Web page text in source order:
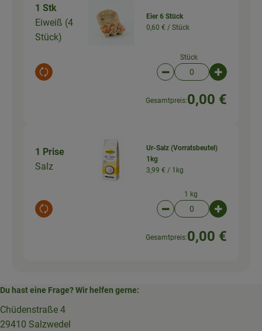
1 Stk
Eiweiß (4
Stück)
Auswahl ändern
Eier 6 Stück
0,60 € / Stück
Stück
Artikelanzahl
Gesamtpreis:0,00 €
1 Prise
Salz
Auswahl ändern
Ur-Salz (Vorratsbeutel)
1kg
3,99 € / 1kg
1 kg
Artikelanzahl
Gesamtpreis:0,00 €
Du hast eine Frage? Wir helfen gerne:
Chüdenstraße 4
29410 Salzwedel